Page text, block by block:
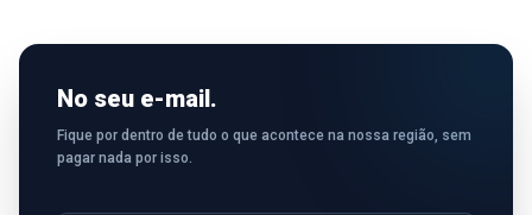
No seu e-mail.
Fique por dentro de tudo o que acontece na nossa região, sem
pagar nada por isso.